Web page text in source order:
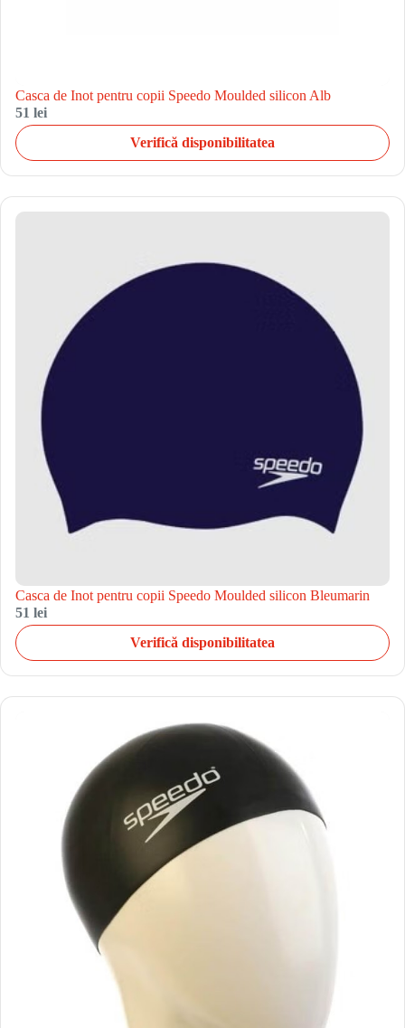
Casca de Inot pentru copii Speedo Moulded silicon Alb
51 lei
Verifică disponibilitatea
Casca de Inot pentru copii Speedo Moulded silicon Bleumarin
51 lei
Verifică disponibilitatea